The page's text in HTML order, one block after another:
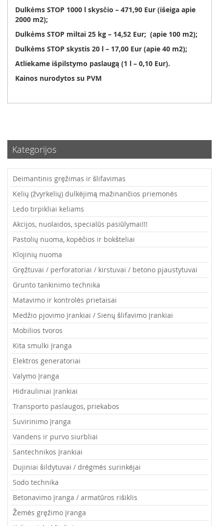
Dulkėms STOP 1000 l skysčio – 471,90 Eur (išeiga apie
2000 m2);
Dulkėms STOP miltai 25 kg – 14,52 Eur; (apie 100 m2);
Dulkėms STOP skystis 20 l – 17,00 Eur (apie 40 m2);
Atliekame išpilstymo paslaugą (1 l – 0,10 Eur).
Kainos nurodytos su PVM
Kategorijos
Deimantinis gręžimas ir šlifavimas
Kelių (žvyrkelių) dulkėjimą mažinančios priemonės
Ledo tirpikliai keliams
Akcijos, nuolaidos, specialūs pasiūlymai!!!
Pastolių nuoma, kopėčios ir bokšteliai
Klojinių nuoma
Gręžtuvai / perforatoriai / kirstuvai / betono pjaustytuvai
Grunto tankinimo technika
Matavimo ir kontrolės prietaisai
Medžio pjovimo įrankiai / Sienų šlifavimo įrankiai
Mobilios tvoros
Kita smulki įranga
Elektros generatoriai
Valymo įranga
Hidrauliniai įrankiai
Transporto paslaugos, priekabos
Suvirinimo įranga
Vandens ir purvo siurbliai
Santechnikos įrankiai
Dujiniai šildytuvai / drėgmės surinkėjai
Sodo technika
Betonavimo įranga / armatūros rišiklis
Žemės gręžimo įranga